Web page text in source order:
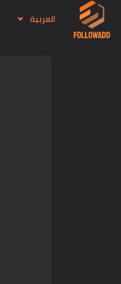
العربية